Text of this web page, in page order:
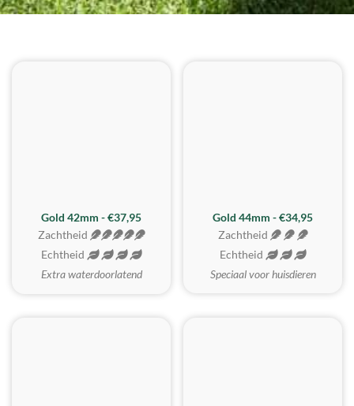
ZACHTSTE
Gold 42mm - €37,95
Zachtheid
Echtheid
Extra waterdoorlatend
Gold 44mm - €34,95
Zachtheid
Echtheid
Speciaal voor huisdieren